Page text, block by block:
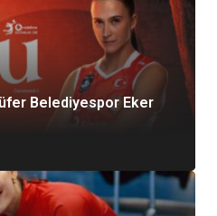
Belediyespor Eker